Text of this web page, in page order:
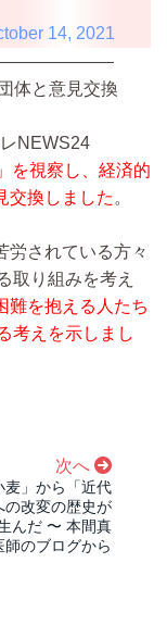
14, 2021
体と意見交換
NEWS24
を視察し、経済的
交換しました 。
労されている方々
取り組みを考え
難を抱える人たち
考えを示しまし
次へ
麦」から「近代
の改変の歴史が
んだ 〜 本間真
師のブログから